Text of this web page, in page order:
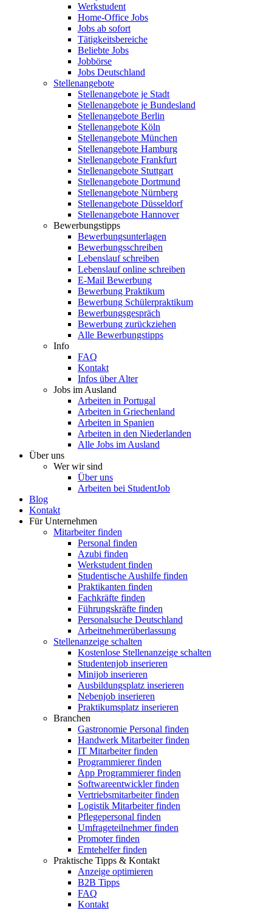
Werkstudent
Home-Office Jobs
Jobs ab sofort
Tätigkeitsbereiche
Beliebte Jobs
Jobbörse
Jobs Deutschland
Stellenangebote
Stellenangebote je Stadt
Stellenangebote je Bundesland
Stellenangebote Berlin
Stellenangebote Köln
Stellenangebote München
Stellenangebote Hamburg
Stellenangebote Frankfurt
Stellenangebote Stuttgart
Stellenangebote Dortmund
Stellenangebote Nürnberg
Stellenangebote Düsseldorf
Stellenangebote Hannover
Bewerbungstipps
Bewerbungsunterlagen
Bewerbungsschreiben
Lebenslauf schreiben
Lebenslauf online schreiben
E-Mail Bewerbung
Bewerbung Praktikum
Bewerbung Schülerpraktikum
Bewerbungsgespräch
Bewerbung zurückziehen
Alle Bewerbungstipps
Info
FAQ
Kontakt
Infos über Alter
Jobs im Ausland
Arbeiten in Portugal
Arbeiten in Griechenland
Arbeiten in Spanien
Arbeiten in den Niederlanden
Alle Jobs im Ausland
Über uns
Wer wir sind
Über uns
Arbeiten bei StudentJob
Blog
Kontakt
Für Unternehmen
Mitarbeiter finden
Personal finden
Azubi finden
Werkstudent finden
Studentische Aushilfe finden
Praktikanten finden
Fachkräfte finden
Führungskräfte finden
Personalsuche Deutschland
Arbeitnehmerüberlassung
Stellenanzeige schalten
Kostenlose Stellenanzeige schalten
Studentenjob inserieren
Minijob inserieren
Ausbildungsplatz inserieren
Nebenjob inserieren
Praktikumsplatz inserieren
Branchen
Gastronomie Personal finden
Handwerk Mitarbeiter finden
IT Mitarbeiter finden
Programmierer finden
App Programmierer finden
Softwareentwickler finden
Vertriebsmitarbeiter finden
Logistik Mitarbeiter finden
Pflegepersonal finden
Umfrageteilnehmer finden
Promoter finden
Erntehelfer finden
Praktische Tipps & Kontakt
Anzeige optimieren
B2B Tipps
FAQ
Kontakt